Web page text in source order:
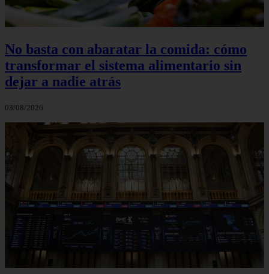
No basta con abaratar la comida: cómo
transformar el sistema alimentario sin
dejar a nadie atrás
03/08/2026